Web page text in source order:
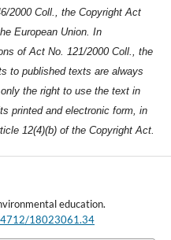
2000 Coll., the Copyright Act
European Union. In
of Act No. 121/2000 Coll., the
to published texts are always
the right to use the text in
printed and electronic form, in
12(4)(b) of the Copyright Act.
education.
18023061.34